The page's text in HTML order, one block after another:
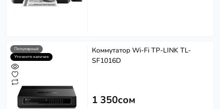
Популярный
Уточните наличие
Коммутатор Wi-Fi TP-LINK TL-
SF1016D
1 350сом